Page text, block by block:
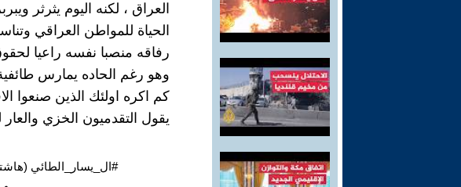
العراق ، لكنه اليوم
الحياة للمواطن العراقي
رفاقه منصبا نفسه راعيا
وهو رغم الحاده يمارس
كم اكره اولئك الذين صنعوا
يقول التقدميون الخزي
#ال_يسار_الطائي